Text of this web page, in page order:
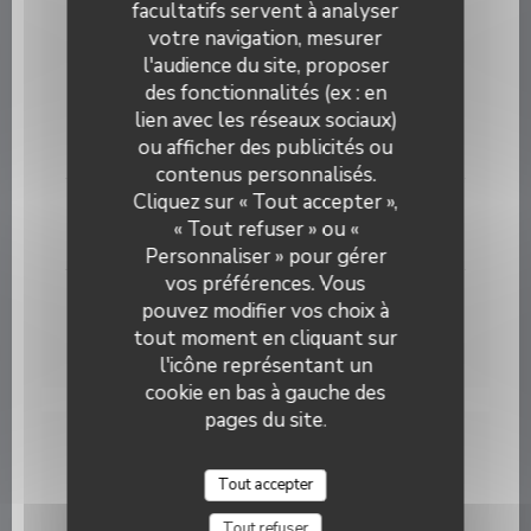
facultatifs servent à analyser
votre navigation, mesurer
l'audience du site, proposer
des fonctionnalités (ex : en
lien avec les réseaux sociaux)
ou afficher des publicités ou
contenus personnalisés.
Cliquez sur « Tout accepter »,
« Tout refuser » ou «
Personnaliser » pour gérer
vos préférences. Vous
pouvez modifier vos choix à
tout moment en cliquant sur
l'icône représentant un
cookie en bas à gauche des
pages du site.
Tout accepter
VINS ROUGES
Bourgeuil Cuvée Lilou ''Domaine des Vienais'' 2021
8,00 EUR
Crozes Hermitage ''Domaine Cave de Tain'' 2023
9,00 EUR
Pinot Noir de Bourgogne ''Domaine Camu & Fils ''
2024
8,50 EUR
Bistrot de la Potinière